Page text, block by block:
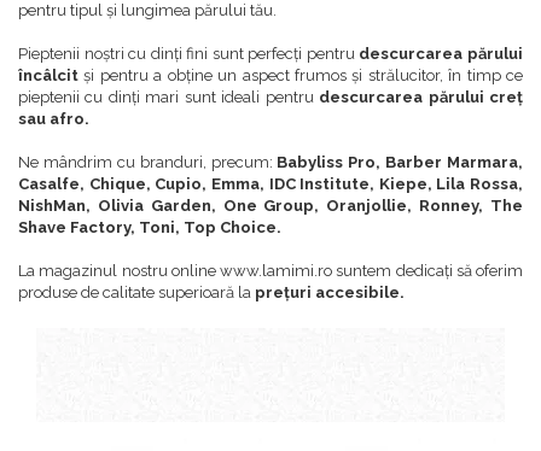
pentru tipul și lungimea părului tău.
Pieptenii noștri cu dinți fini sunt perfecți pentru descurcarea părului
încâlcit și pentru a obține un aspect frumos și strălucitor, în timp ce
pieptenii cu dinți mari sunt ideali pentru descurcarea părului creț
sau afro.
Ne mândrim cu branduri, precum: Babyliss Pro, Barber Marmara,
Casalfe, Chique, Cupio, Emma, IDC Institute, Kiepe, Lila Rossa,
NishMan, Olivia Garden, One Group, Oranjollie, Ronney, The
Shave Factory, Toni, Top Choice.
La magazinul nostru online www.lamimi.ro suntem dedicați să oferim
produse de calitate superioară la prețuri accesibile.